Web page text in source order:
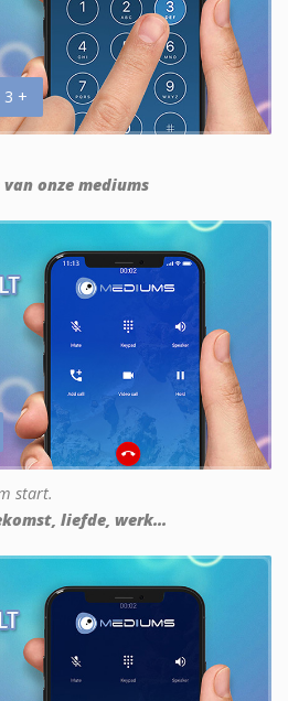
+
onze mediums
start.
liefde, werk...